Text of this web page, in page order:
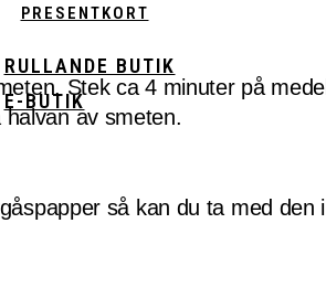
PRESENTKORT
RULLANDE BUTIK
E-BUTIK
Stek ca 4 minuter på
av smeten.
så kan du ta med den